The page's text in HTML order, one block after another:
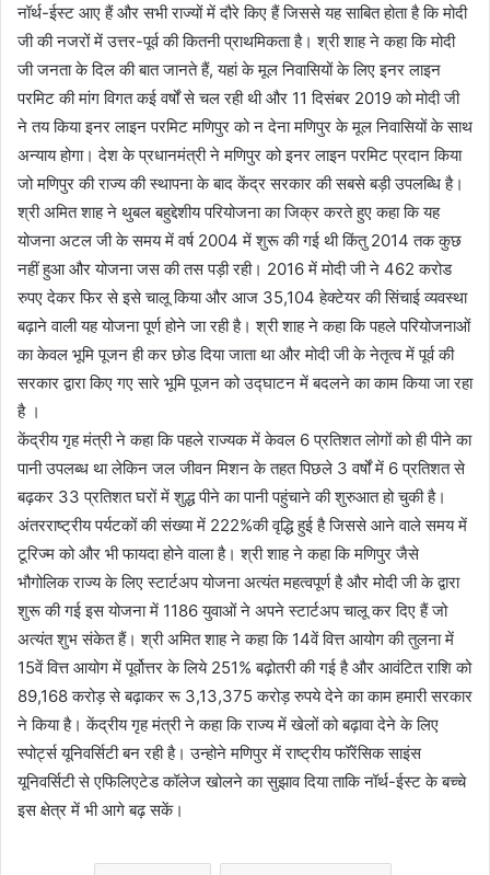
नॉर्थ-ईस्ट आए हैं और सभी राज्यों में दौरे किए हैं जिससे यह साबित होता है कि मोदी
जी की नजरों में उत्तर-पूर्व की कितनी प्राथमिकता है। श्री शाह ने कहा कि मोदी
जी जनता के दिल की बात जानते हैं, यहां के मूल निवासियों के लिए इनर लाइन
परमिट की मांग विगत कई वर्षों से चल रही थी और 11 दिसंबर 2019 को मोदी जी
ने तय किया इनर लाइन परमिट मणिपुर को न देना मणिपुर के मूल निवासियों के साथ
अन्याय होगा। देश के प्रधानमंत्री ने मणिपुर को इनर लाइन परमिट प्रदान किया
जो मणिपुर की राज्य की स्थापना के बाद केंद्र सरकार की सबसे बड़ी उपलब्धि है।
श्री अमित शाह ने थुबल बहुद्देशीय परियोजना का जिक्र करते हुए कहा कि यह
योजना अटल जी के समय में वर्ष 2004 में शुरू की गई थी किंतु 2014 तक कुछ
नहीं हुआ और योजना जस की तस पड़ी रही। 2016 में मोदी जी ने 462 करोड
रुपए देकर फिर से इसे चालू किया और आज 35,104 हेक्टेयर की सिंचाई व्यवस्था
बढ़ाने वाली यह योजना पूर्ण होने जा रही है। श्री शाह ने कहा कि पहले परियोजनाओं
का केवल भूमि पूजन ही कर छोड दिया जाता था और मोदी जी के नेतृत्व में पूर्व की
सरकार द्वारा किए गए सारे भूमि पूजन को उद्घाटन में बदलने का काम किया जा रहा
है ।
केंद्रीय गृह मंत्री ने कहा कि पहले राज्यक में केवल 6 प्रतिशत लोगों को ही पीने का
पानी उपलब्ध था लेकिन जल जीवन मिशन के तहत पिछले 3 वर्षों में 6 प्रतिशत से
बढ़कर 33 प्रतिशत घरों में शुद्ध पीने का पानी पहुंचाने की शुरुआत हो चुकी है।
अंतरराष्ट्रीय पर्यटकों की संख्या में 222%की वृद्धि हुई है जिससे आने वाले समय में
टूरिज्म को और भी फायदा होने वाला है। श्री शाह ने कहा कि मणिपुर जैसे
भौगोलिक राज्य के लिए स्टार्टअप योजना अत्यंत महत्वपूर्ण है और मोदी जी के द्वारा
शुरू की गई इस योजना में 1186 युवाओं ने अपने स्टार्टअप चालू कर दिए हैं जो
अत्यंत शुभ संकेत हैं। श्री अमित शाह ने कहा कि 14वें वित्त आयोग की तुलना में
15वें वित्त आयोग में पूर्वोत्तर के लिये 251% बढ़ोतरी की गई है और आवंटित राशि को
89,168 करोड़ से बढ़ाकर रू 3,13,375 करोड़ रुपये देने का काम हमारी सरकार
ने किया है। केंद्रीय गृह मंत्री ने कहा कि राज्य में खेलों को बढ़ावा देने के लिए
स्पोर्ट्स यूनिवर्सिटी बन रही है। उन्होने मणिपुर में राष्ट्रीय फॉरेंसिक साइंस
यूनिवर्सिटी से एफिलिएटेड कॉलेज खोलने का सुझाव दिया ताकि नॉर्थ-ईस्ट के बच्चे
इस क्षेत्र में भी आगे बढ़ सकें।